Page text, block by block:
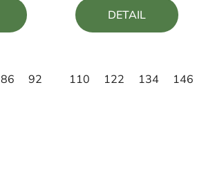
86 92
z
DETAIL
110 122 134 146